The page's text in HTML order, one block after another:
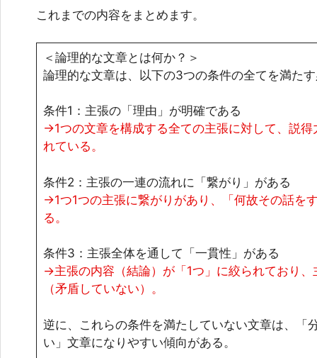
これまでの内容をまとめます。
＜論理的な文章とは何か？＞
論理的な文章は、以下の3つの条件の全てを満た
条件1：主張の「理由」が明確である
→1つの文章を構成する全ての主張に対して、説
れている。
条件2：主張の一連の流れに「繋がり」がある
→1つ1つの主張に繋がりがあり、「何故その話を
る。
条件3：主張全体を通して「一貫性」がある
→主張の内容（結論）が「1つ」に絞られており
（矛盾していない）。
逆に、これらの条件を満たしていない文章は、「
い」文章になりやすい傾向がある。